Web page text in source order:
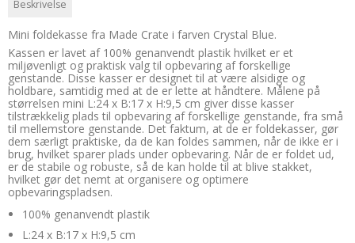
Beskrivelse
Mini foldekasse fra Made Crate i farven Crystal Blue.
Kassen er lavet af 100% genanvendt plastik hvilket er et
miljøvenligt og praktisk valg til opbevaring af forskellige
genstande. Disse kasser er designet til at være alsidige og
holdbare, samtidig med at de er lette at håndtere. Målene på
størrelsen mini L:24 x B:17 x H:9,5 cm giver disse kasser
tilstrækkelig plads til opbevaring af forskellige genstande, fra små
til mellemstore genstande. Det faktum, at de er foldekasser, gør
dem særligt praktiske, da de kan foldes sammen, når de ikke er i
brug, hvilket sparer plads under opbevaring. Når de er foldet ud,
er de stabile og robuste, så de kan holde til at blive stakket,
hvilket gør det nemt at organisere og optimere
opbevaringspladsen.
100% genanvendt plastik
L:24 x B:17 x H:9,5 cm